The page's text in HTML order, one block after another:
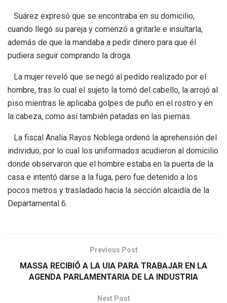
Suárez expresó que se encontraba en su domicilio,
cuando llegó su pareja y comenzó a gritarle e insultarla,
además de que la mandaba a pedir dinero para que él
pudiera seguir comprando la droga.
La mujer reveló que se negó al pedido realizado por el
hombre, tras lo cual el sujeto la tomó del cabello, la arrojó al
piso mientras le aplicaba golpes de puño en el rostro y en
la cabeza, como así también patadas en las piernas.
La fiscal Analía Rayos Noblega ordenó la aprehensión del
individuo, por lo cual los uniformados acudieron al domicilio
donde observaron que el hombre estaba en la puerta de la
casa e intentó darse a la fuga, pero fue detenido a los
pocos metros y trasladado hacia la sección alcaidía de la
Departamental 6.
Previous Post
MASSA RECIBIÓ A LA UIA PARA TRABAJAR EN LA
AGENDA PARLAMENTARIA DE LA INDUSTRIA
Next Post